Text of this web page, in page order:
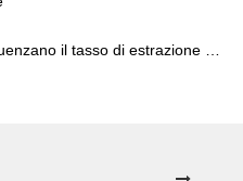
di estrazione dell'amido di patate dolci